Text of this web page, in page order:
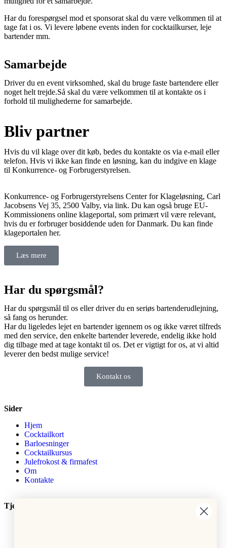
Har du forespørgsel mod et sponsorat skal du være velkommen til at
tage fat i os. Vi levere løbene events inden for cocktailkurser, leje
bartender mm.
Samarbejde
Driver du en event virksomhed, skal du bruge faste bartendere eller
noget helt trejde.Så skal du være velkommen til at kontakte os i
forhold til mulighederne for samarbejde.
Bliv partner
Hvis du vil klage over dit køb, bedes du kontakte os via e-mail eller
telefon. Hvis vi ikke kan finde en løsning, kan du indgive en klage
til Konkurrence- og Forbrugerstyrelsen.
Konkurrence- og Forbrugerstyrelsens Center for Klageløsning, Carl
Jacobsens Vej 35, 2500 Valby, via link. Du kan også bruge EU-
Kommissionens online klageportal, som primært vil være relevant,
hvis du er forbruger bosiddende uden for Danmark. Du kan finde
klageportalen her.
Læs mere
Har du spørgsmål?
Har du spørgsmål til os eller driver du en seriøs bartenderudlejning,
så fang os herunder.
Har du ligeledes lejet en bartender igennem os og ikke været tilfreds
med den service, den enkelte bartender leverede, endelig ikke hold
dig tilbage med at tage kontakt til os. Det er vigtigt for os, at vi altid
leverer den bedst mulige service!
Kontakt os
Sider
Hjem
Cocktailkort
Barloesninger
Cocktailkursus
Julefrokost & firmafest
Om
Kontakte
Tjenester